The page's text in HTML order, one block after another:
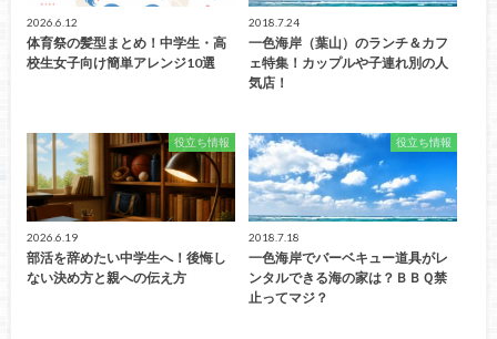
2026.6.12
体育祭の髪型まとめ！中学生・高
校生女子向け簡単アレンジ10選
2018.7.24
一色海岸（葉山）のランチ＆カフ
ェ特集！カップルや子連れ別の人
気店！
役立ち情報
2026.6.19
部活を辞めたい中学生へ！後悔し
ない決め方と親への伝え方
役立ち情報
2018.7.18
一色海岸でバーベキュー道具がレ
ンタルできる海の家は？ＢＢＱ禁
止ってマジ？